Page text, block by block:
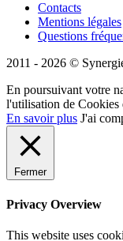
Contacts
Mentions légales
Questions
2011 - 2026 ©
En poursuivant votre
l'utilisation de Cookies
En savoir plus J'ai
Fermer
Privacy Overview
This website uses